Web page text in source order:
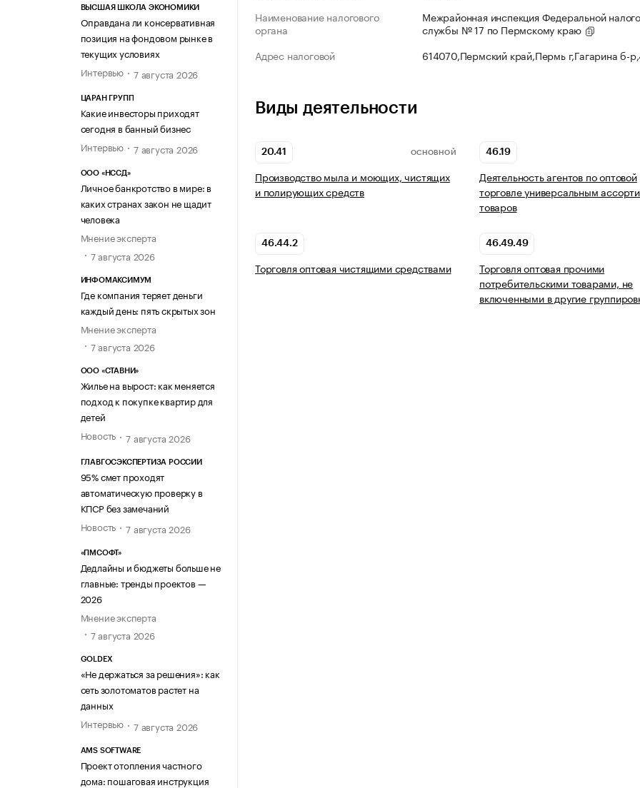
ВЫСШАЯ ШКОЛА ЭКОНОМИКИ
Оправдана ли консервативная
позиция на фондовом рынке в
текущих условиях
Интервью
7 августа 2026
ЦАРАН ГРУПП
Какие инвесторы приходят
сегодня в банный бизнес
Интервью
7 августа 2026
ООО «НССД»
Личное банкротство в мире: в
каких странах закон не щадит
человека
Мнение эксперта
7 августа 2026
ИНФОМАКСИМУМ
Где компания теряет деньги
каждый день: пять скрытых зон
Мнение эксперта
7 августа 2026
ООО «СТАВНИ»
Жилье на вырост: как меняется
подход к покупке квартир для
детей
Новость
7 августа 2026
ГЛАВГОСЭКСПЕРТИЗА РОССИИ
95% смет проходят
автоматическую проверку в
КПСР без замечаний
Новость
7 августа 2026
«ПМСОФТ»
Дедлайны и бюджеты больше не
главные: тренды проектов —
2026
Мнение эксперта
7 августа 2026
GOLDEX
«Не держаться за решения»: как
сеть золотоматов растет на
данных
Интервью
7 августа 2026
AMS SOFTWARE
Проект отопления частного
дома: пошаговая инструкция
Наименование налогового
органа
Межрайонная инспекция Федеральной
службы № 17 по Пермскому краю
Адрес налоговой
614070,Пермский край,Пермь г,Гагарина б-
Виды деятельности
20.41 ОСНОВНОЙ
Производство мыла и моющих, чистящих
и полирующих средств
46.19
Деятельность агентов по оптовой
торговле универсальным
товаров
46.44.2
Торговля оптовая чистящими средствами
46.49.49
Торговля оптовая прочими
потребительскими товарами, не
включенными в другие